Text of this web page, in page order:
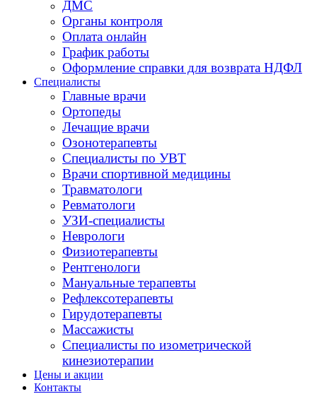
ДМС
Органы контроля
Оплата онлайн
График работы
Оформление справки для возврата НДФЛ
Специалисты
Главные врачи
Ортопеды
Лечащие врачи
Озонотерапевты
Специалисты по УВТ
Врачи спортивной медицины
Травматологи
Ревматологи
УЗИ-специалисты
Неврологи
Физиотерапевты
Рентгенологи
Мануальные терапевты
Рефлексотерапевты
Гирудотерапевты
Массажисты
Специалисты по изометрической
кинезиотерапии
Цены и акции
Контакты